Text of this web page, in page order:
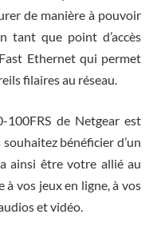
de manière à pouvoir
tant que point d’accès
Ethernet qui permet
filaires au réseau.
100FRS de Netgear est
souhaitez bénéficier d’un
ainsi être votre allié au
vos jeux en ligne, à vos
et vidéo.